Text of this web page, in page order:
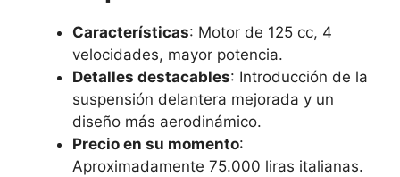
Características: Motor de 125 cc, 4
velocidades, mayor potencia.
Detalles destacables: Introducción de la
suspensión delantera mejorada y un
diseño más aerodinámico.
Precio en su momento:
Aproximadamente 75.000 liras italianas.